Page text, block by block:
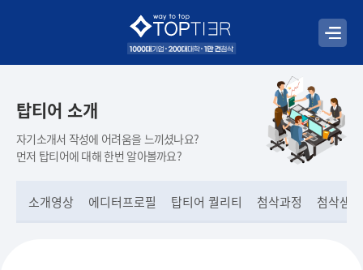
탑티어 소개
자기소개서 작성에 어려움을 느끼셨나요?
먼저 탑티어에 대해 한번 알아볼까요?
소개영상 에디터프로필 탑티어 퀄리티 첨삭과정 첨삭샘플